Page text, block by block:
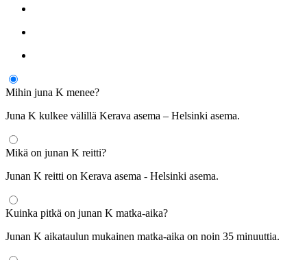
Mihin juna K menee?
Juna K kulkee välillä Kerava asema – Helsinki asema.
Mikä on junan K reitti?
Junan K reitti on Kerava asema - Helsinki asema.
Kuinka pitkä on junan K matka-aika?
Junan K aikataulun mukainen matka-aika on noin 35 minuuttia.